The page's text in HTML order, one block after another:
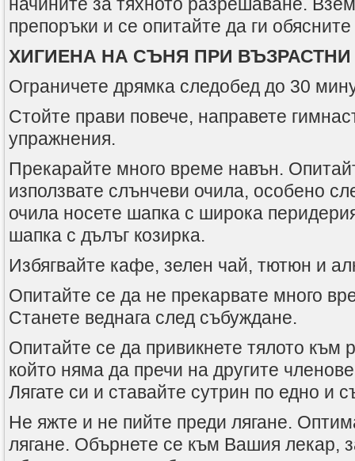
начините за тяхното разрешаване.
препоръки и се опитайте да ги
ХИГИЕНА НА СЪНЯ ПРИ ВЪЗРАСТНИ
Ограничете дрямка следобед до 30
Стойте прави повече, направете
упражнения.
Прекарайте много време навън.
използвате слънчеви очила, особено
очила носете шапка с широка
шапка с дълъг козирка.
Избягвайте кафе, зелен чай, тютюн и
Опитайте се да не прекарвате много
Станете веднага след събуждане.
Опитайте се да привикнете тялото към
който няма да пречи на другите
Лягате си и ставайте сутрин по едно и
Не яжте и не пийте преди лягане.
лягане. Обърнете се към Вашия лекар,